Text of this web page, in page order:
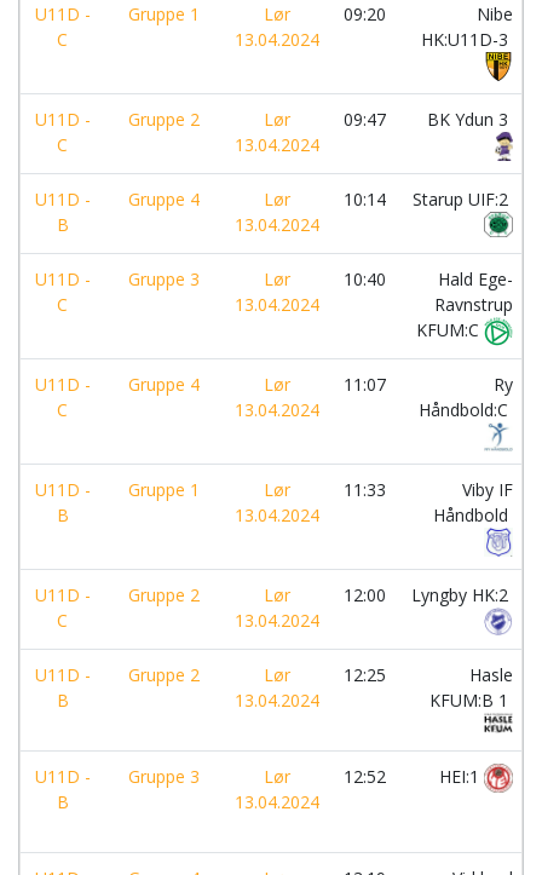
U11D -
C
Gruppe 1
Lør
13.04.2024
09:20
Nibe
HK:U11D-3
U11D -
C
Gruppe 2
Lør
13.04.2024
09:47 BK Ydun 3
U11D -
B
Gruppe 4
Lør
13.04.2024
10:14 Starup UIF:2
U11D -
C
Gruppe 3
Lør
13.04.2024
10:40
Hald Ege-
Ravnstrup
KFUM:C
U11D -
C
Gruppe 4
Lør
13.04.2024
11:07
Ry
Håndbold:C
U11D -
B
Gruppe 1
Lør
13.04.2024
11:33
Viby IF
Håndbold
U11D -
C
Gruppe 2
Lør
13.04.2024
12:00 Lyngby HK:2
U11D -
B
Gruppe 2
Lør
13.04.2024
12:25
Hasle
KFUM:B 1
U11D -
B
Gruppe 3
Lør
13.04.2024
12:52 HEI:1